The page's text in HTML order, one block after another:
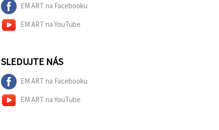
EM ART na Facebooku
EM ART na YouTube
SLEDUJTE NÁS
EM ART na Facebooku
EM ART na YouTube